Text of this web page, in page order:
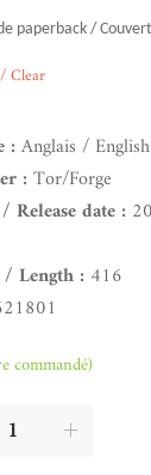
Clear
:Anglais / English
:Tor/Forge
Release date :
/ Length : 416
commandé)